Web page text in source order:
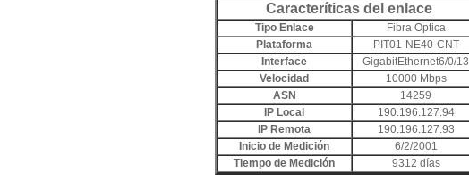
Caracteríticas del enlace
Tipo Enlace
Fibra Optica
Plataforma
PIT01-NE40-CNT
Interface
GigabitEthernet6/0/13
Velocidad
10000 Mbps
ASN
14259
IP Local
190.196.127.94
IP Remota
190.196.127.93
Inicio de Medición
6/2/2001
Tiempo de Medición
9312 días